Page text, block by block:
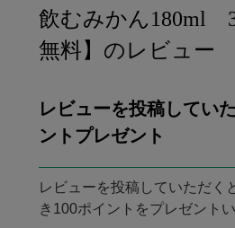
飲むみかん180ml
無料】のレビュー
レビューを投稿してい
ントプレゼント
レビューを投稿していただく
き100ポイントをプレゼントい